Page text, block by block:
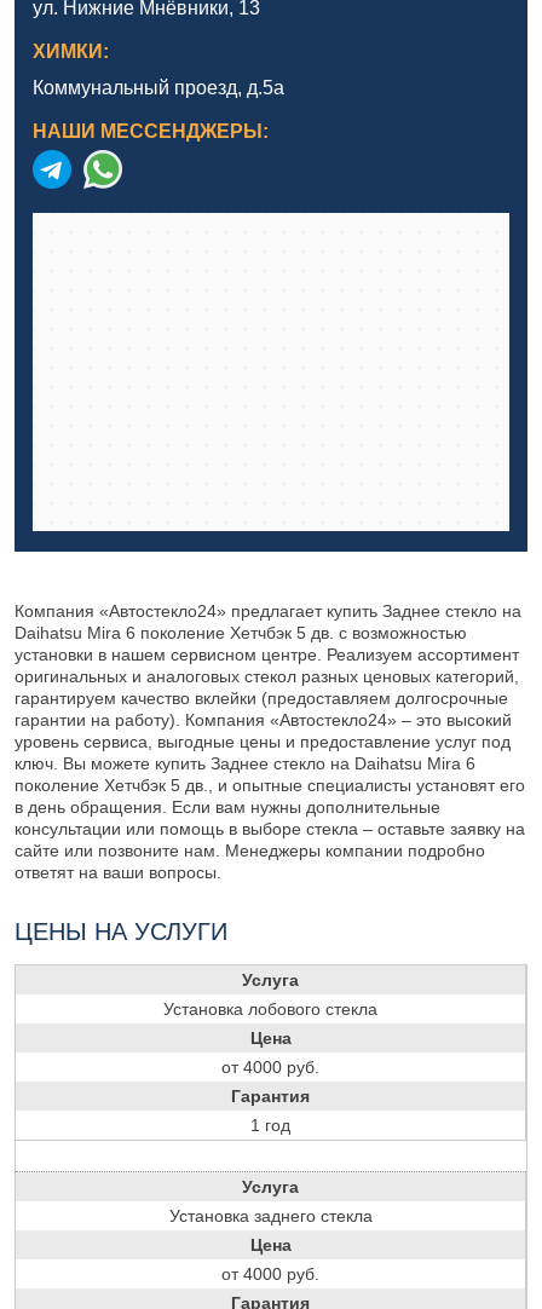
ул. Нижние Мнёвники, 13
ХИМКИ:
Коммунальный проезд, д.5а
НАШИ МЕССЕНДЖЕРЫ:
Компания «Автостекло24» предлагает купить Заднее стекло на
Daihatsu Mira 6 поколение Хетчбэк 5 дв. с возможностью
установки в нашем сервисном центре. Реализуем ассортимент
оригинальных и аналоговых стекол разных ценовых категорий,
гарантируем качество вклейки (предоставляем долгосрочные
гарантии на работу). Компания «Автостекло24» – это высокий
уровень сервиса, выгодные цены и предоставление услуг под
ключ. Вы можете купить Заднее стекло на Daihatsu Mira 6
поколение Хетчбэк 5 дв., и опытные специалисты установят его
в день обращения. Если вам нужны дополнительные
консультации или помощь в выборе стекла – оставьте заявку на
сайте или позвоните нам. Менеджеры компании подробно
ответят на ваши вопросы.
ЦЕНЫ НА УСЛУГИ
Услуга
Установка лобового стекла
Цена
от 4000 руб.
Гарантия
1 год
Услуга
Установка заднего стекла
Цена
от 4000 руб.
Гарантия